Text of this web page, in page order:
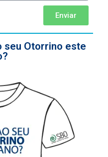
Enviar
seu Otorrino este